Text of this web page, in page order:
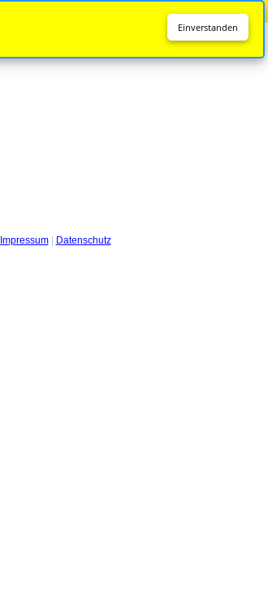
Impressum| Datenschutz
Einverstanden